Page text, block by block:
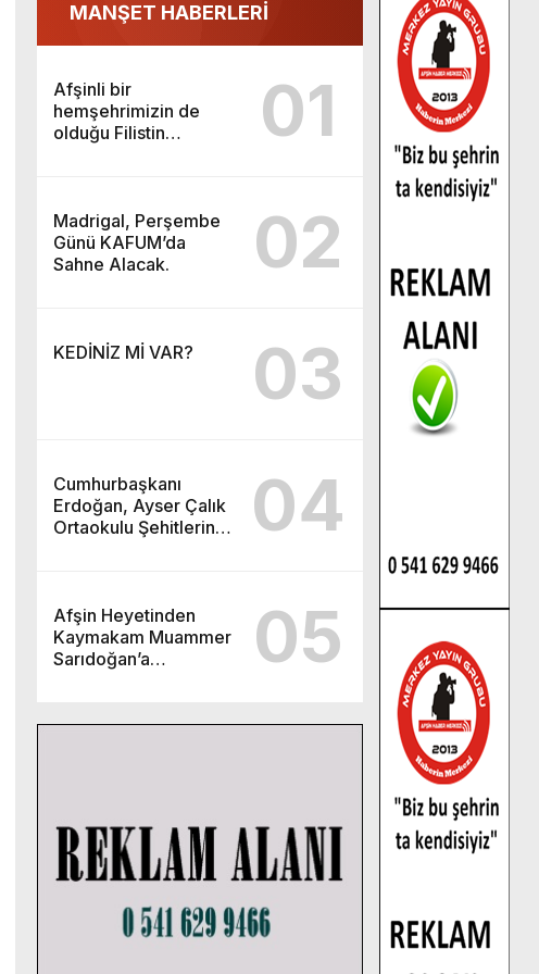
MANŞET HABERLERİ
Afşinli bir
hemşehrimizin de
olduğu Filistin
01
Madrigal, Perşembe
Günü KAFUM’da
Sahne Alacak.
02
KEDİNİZ Mİ VAR? 03
Cumhurbaşkanı
Erdoğan, Ayser Çalık
Ortaokulu Şehitlerinin
04
Afşin Heyetinden
Kaymakam Muammer
Sarıdoğan’a
05